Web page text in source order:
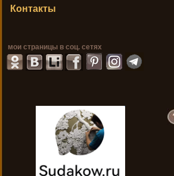
Контакты
мои страницы в соц. сетях